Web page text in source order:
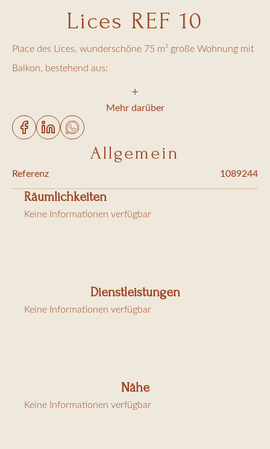
Lices REF 10
Place des Lices, wunderschöne 75 m² große Wohnung mit
Balkon, bestehend aus:
1 Schlafzimmer mit 140 cm Bett
1 Schlafzimmer mit 180 cm Bett
schönem Blick auf den Platz und den Glockenturm
Mehr darüber
Allgemein
Referenz 1089244
Räumlichkeiten
Keine Informationen verfügbar
Dienstleistungen
Keine Informationen verfügbar
Nähe
Keine Informationen verfügbar